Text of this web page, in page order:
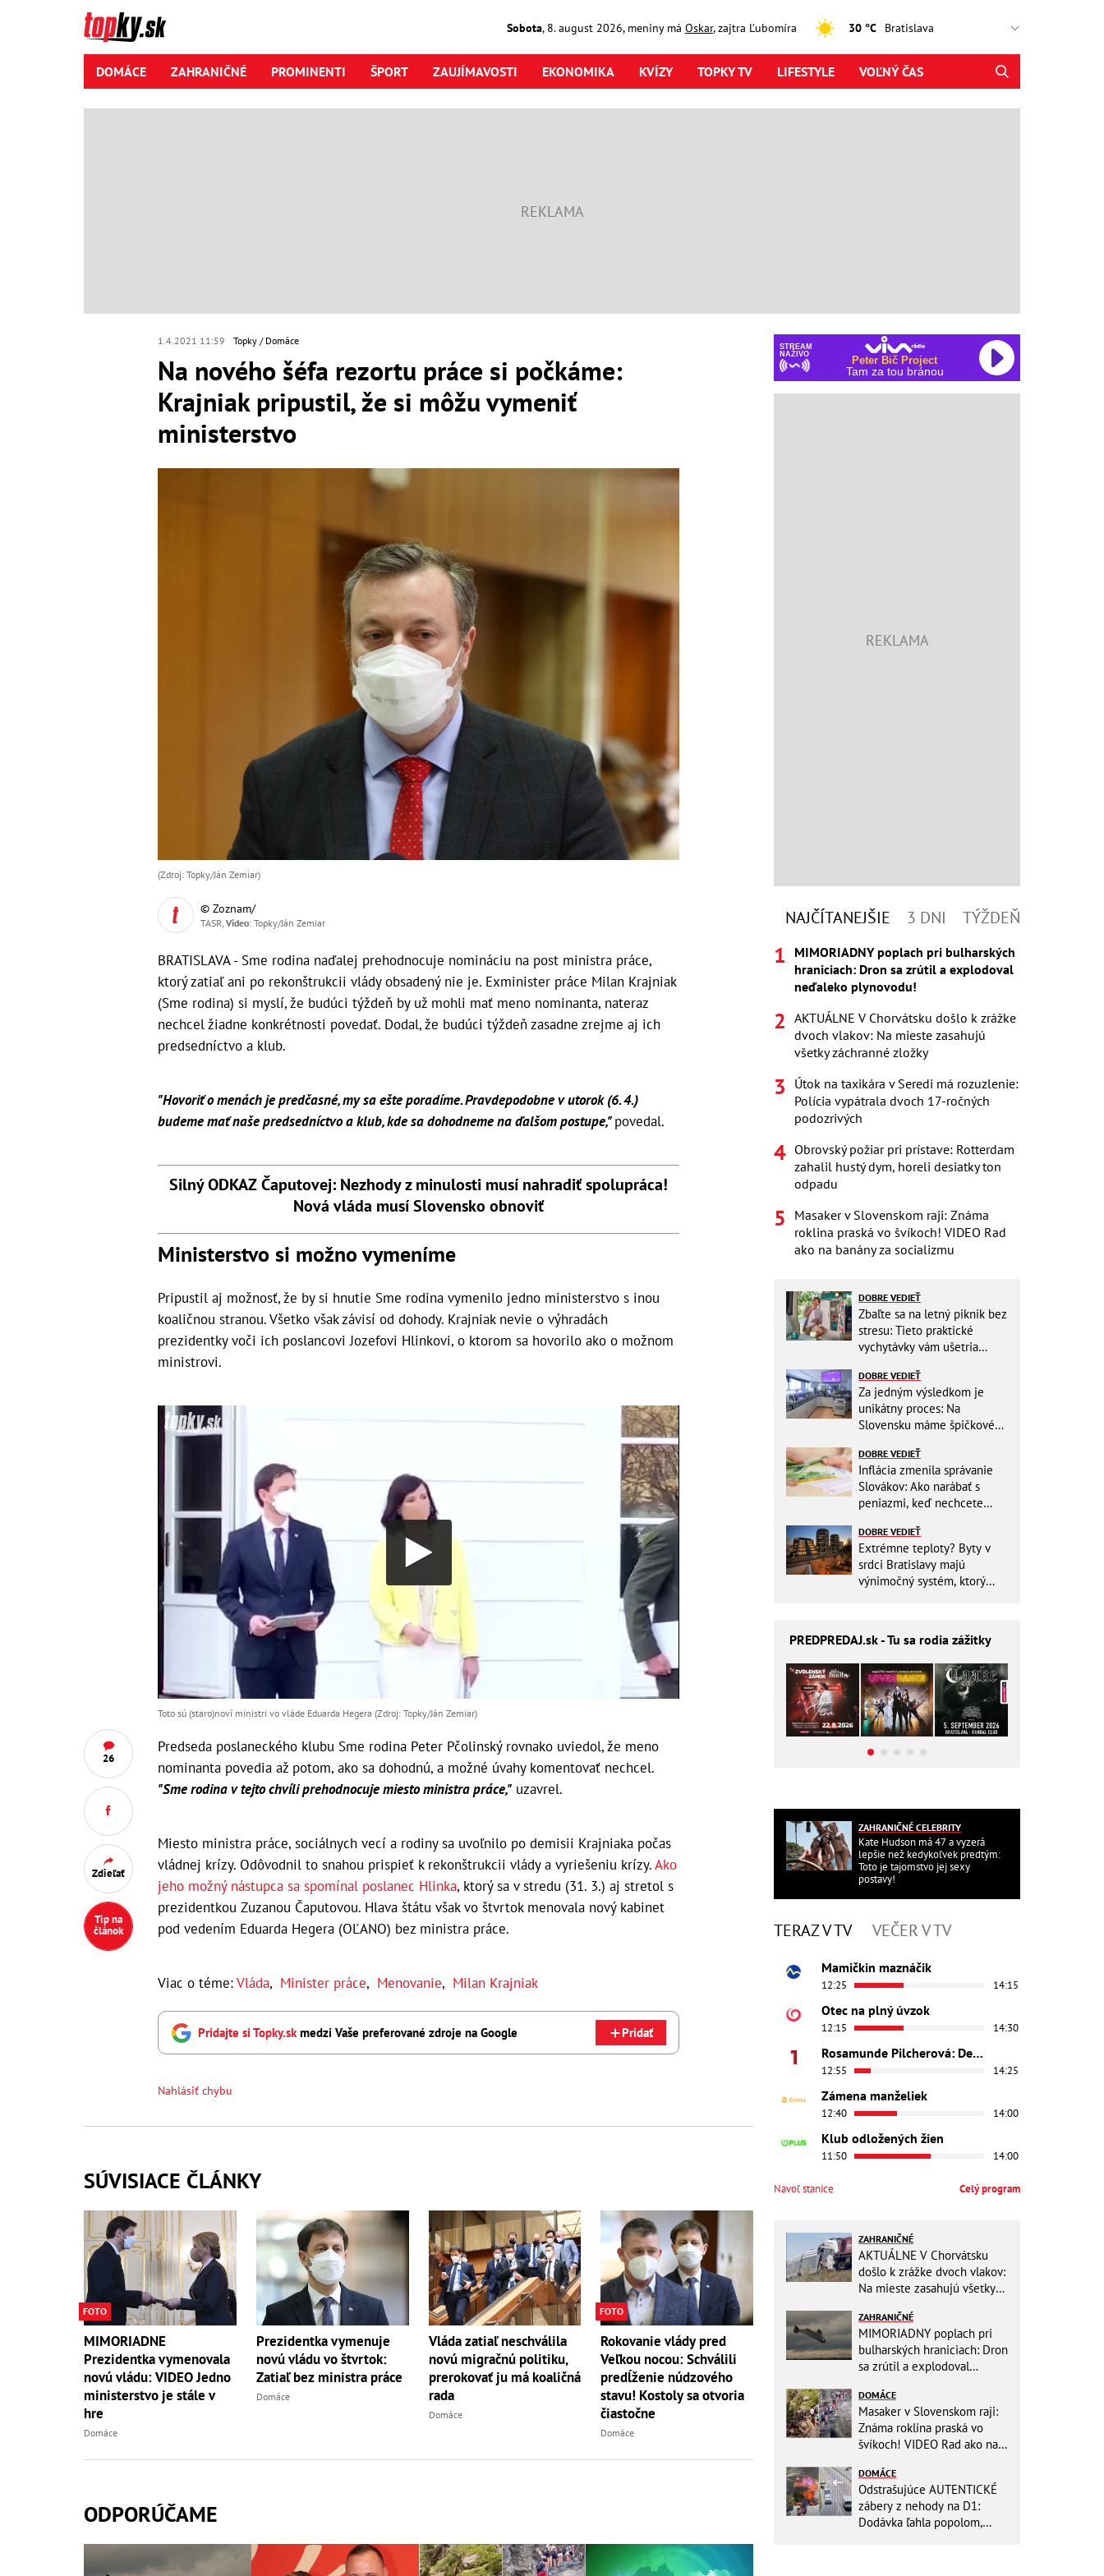
Sobota, 8. august2026, meniny má Oskar, zajtra Ľubomíra 30 °C
DOMÁCE ZAHRANIČNÉ PROMINENTI ŠPORT ZAUJÍMAVOSTI EKONOMIKA KVÍZY TOPKY TV LIFESTYLE VOĽNÝ ČAS
1.4.2021 11:59 Topky Domáce
Na nového šéfa rezortu práce si počkáme:
Krajniak pripustil, že si môžu vymeniť
ministerstvo
26
Zdieľať
Tip na
článok
(Zdroj: Topky/Ján Zemiar)
© Zoznam/
TASR, Video: Topky/Ján Zemiar
BRATISLAVA - Sme rodina naďalej prehodnocuje nomináciu na post ministra práce,
ktorý zatiaľ ani po rekonštrukcii vlády obsadený nie je. Exminister práce Milan Krajniak
(Sme rodina) si myslí, že budúci týždeň by už mohli mať meno nominanta, nateraz
nechcel žiadne konkrétnosti povedať. Dodal, že budúci týždeň zasadne zrejme aj ich
predsedníctvo a klub.
"Hovoriť o menách je predčasné, my sa ešte poradíme. Pravdepodobne v utorok (6. 4.)
budeme mať naše predsedníctvo a klub, kde sa dohodneme na ďalšom postupe,"povedal.
Silný ODKAZ Čaputovej: Nezhody z minulosti musí nahradiť spolupráca!
Nová vláda musí Slovensko obnoviť
Ministerstvo si možno vymeníme
Pripustil aj možnosť, že by si hnutie Sme rodina vymenilo jedno ministerstvo s inou
koaličnou stranou. Všetko však závisí od dohody. Krajniak nevie o výhradách
prezidentky voči ich poslancovi Jozefovi Hlinkovi, o ktorom sa hovorilo ako o možnom
ministrovi.
Toto sú (staro)noví ministri vo vláde Eduarda Hegera (Zdroj: Topky/Ján Zemiar)
Predseda poslaneckého klubu Sme rodina Peter Pčolinský rovnako uviedol, že meno
nominanta povedia až potom, ako sa dohodnú, a možné úvahy komentovať nechcel.
"Sme rodina v tejto chvíli prehodnocuje miesto ministra práce," uzavrel.
Miesto ministra práce, sociálnych vecí a rodiny sa uvoľnilo po demisii Krajniaka počas
vládnej krízy. Odôvodnil to snahou prispieť k rekonštrukcii vlády a vyriešeniu krízy.Ako
jeho možný nástupca sa spomínal poslanec Hlinka, ktorý sa v stredu (31. 3.) aj stretol s
prezidentkou Zuzanou Čaputovou. Hlava štátu však vo štvrtok menovala nový kabinet
pod vedením Eduarda Hegera (OĽANO) bez ministra práce.
Viac o téme:Vláda, Minister práce, Menovanie, Milan Krajniak
Pridajte si Topky.skmedzi Vaše preferované zdroje na Google Pridať
Nahlásiť chybu
SÚVISIACE ČLÁNKY
FOTO
MIMORIADNE
Prezidentka vymenovala
novú vládu: VIDEO Jedno
ministerstvo je stále v
hre
Domáce
Prezidentka vymenuje
novú vládu vo štvrtok:
Zatiaľ bez ministra práce
Domáce
Vláda zatiaľ neschválila
novú migračnú politiku,
prerokovať ju má koaličná
rada
Domáce
FOTO
Rokovanie vlády pred
Veľkou nocou: Schválili
predĺženie núdzového
stavu! Kostoly sa otvoria
čiastočne
Domáce
ODPORÚČAME
STREAM
NAŽIVO
Peter Bič Project
Tam za tou bránou
NAJČÍTANEJŠIE 3 DNI TÝŽDEŇ
MIMORIADNY poplach pri bulharských
hraniciach: Dron sa zrútil a explodoval
neďaleko plynovodu!
AKTUÁLNE V Chorvátsku došlo k zrážke
dvoch vlakov: Na mieste zasahujú
všetky záchranné zložky
Útok na taxikára v Seredi má rozuzlenie:
Polícia vypátrala dvoch 17-ročných
podozrivých
Obrovský požiar pri prístave: Rotterdam
zahalil hustý dym, horeli desiatky ton
odpadu
Masaker v Slovenskom raji: Známa
roklina praská vo švíkoch! VIDEO Rad
ako na banány za socializmu
DOBRE VEDIEŤ
Zbaľte sa na letný piknik bez
stresu: Tieto praktické
vychytávky vám ušetria
DOBRE VEDIEŤ
Za jedným výsledkom je
unikátny proces: Na
Slovensku máme špičkové
DOBRE VEDIEŤ
Inflácia zmenila správanie
Slovákov: Ako narábať s
peniazmi, keď nechcete
DOBRE VEDIEŤ
Extrémne teploty? Byty v
srdci Bratislavy majú
výnimočný systém, ktorý
PREDPREDAJ.sk - Tu sa rodia zážitky
ZAHRANIČNÉ CELEBRITY
Kate Hudson má 47 a vyzerá
lepšie než kedykoľvek predtým:
Toto je tajomstvo jej sexy
postavy!
TERAZ V TV VEČER V TV
Mamičkin maznáčik
12:25 14:15
Otec na plný úvzok
12:15 14:30
Rosamunde Pilcherová: Dedičstvo lásky
12:55 14:25
Zámena manželiek
12:40 14:00
Klub odložených žien
11:50 14:00
Navoľ stanice Celý program
ZAHRANIČNÉ
AKTUÁLNE V Chorvátsku
došlo k zrážke dvoch vlakov:
Na mieste zasahujú všetky
ZAHRANIČNÉ
MIMORIADNY poplach pri
bulharských hraniciach: Dron
sa zrútil a explodoval
DOMÁCE
Masaker v Slovenskom raji:
Známa roklina praská vo
švíkoch! VIDEO Rad ako na
DOMÁCE
Odstrašujúce AUTENTICKÉ
zábery z nehody na D1:
Dodávka ľahla popolom,